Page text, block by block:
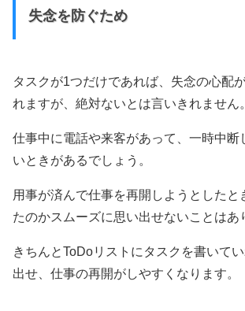
失念を防ぐため
タスクが1つだけであれば、失念の心配
れますが、絶対ないとは言いきれません。
仕事中に電話や来客があって、一時中断
いときがあるでしょう。
用事が済んで仕事を再開しようとしたと
たのかスムーズに思い出せないことはあ
きちんとToDoリストにタスクを書いて
出せ、仕事の再開がしやすくなります。